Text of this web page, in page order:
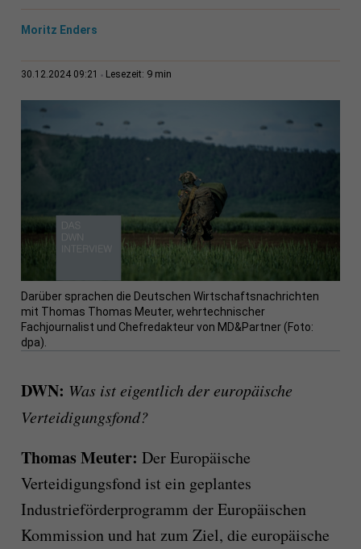
Moritz Enders
30.12.2024 09:21 Lesezeit: 9 min
Darüber sprachen die Deutschen Wirtschaftsnachrichten
mit Thomas Thomas Meuter, wehrtechnischer
Fachjournalist und Chefredakteur von MD&Partner (Foto:
dpa).
DWN: Was ist eigentlich der europäische
Verteidigungsfond?
Thomas Meuter: Der Europäische
Verteidigungsfond ist ein geplantes
Industrieförderprogramm der Europäischen
Kommission und hat zum Ziel, die europäische